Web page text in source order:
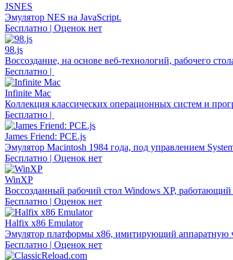
JSNES
Эмулятор NES на JavaScript.
Бесплатно | Оценок нет
98.js
Воссоздание, на основе веб-технологий, рабочего
Бесплатно |
Infinite Mac
Коллекция классических операционных систем и
Бесплатно |
James Friend: PCE.js
Эмулятор Macintosh 1984 года, под управлением
Бесплатно | Оценок нет
WinXP
Воссозданный рабочий стол Windows XP, работающий
Бесплатно | Оценок нет
Halfix x86 Emulator
Эмулятор платформы x86, имитирующий аппаратную
Бесплатно | Оценок нет